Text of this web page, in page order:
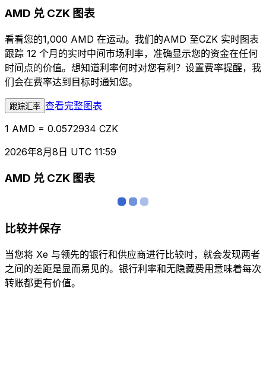
AMD 兑 CZK 图表
看看您的1,000 AMD 在运动。我们的AMD 至CZK 实时图表
跟踪 12 个月的实时中间市场利率，准确显示您的资金在任何
时间点的价值。想知道利率何时对您有利？设置费率提醒，我
们会在费率达到目标时通知您。
跟踪汇率 查看完整图表
1 AMD = 0.0572934 CZK
2026年8月8日 UTC 11:59
AMD 兑 CZK 图表
比较并保存
当您将 Xe 与领先的银行和供应商进行比较时，就会发现两者
之间的差距是显而易见的。银行利率和无隐藏费用意味着每次
转账都更有价值。